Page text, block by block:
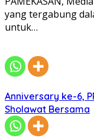
yang tergabung
untuk…
Anniversary ke-6,
Sholawat Bersama